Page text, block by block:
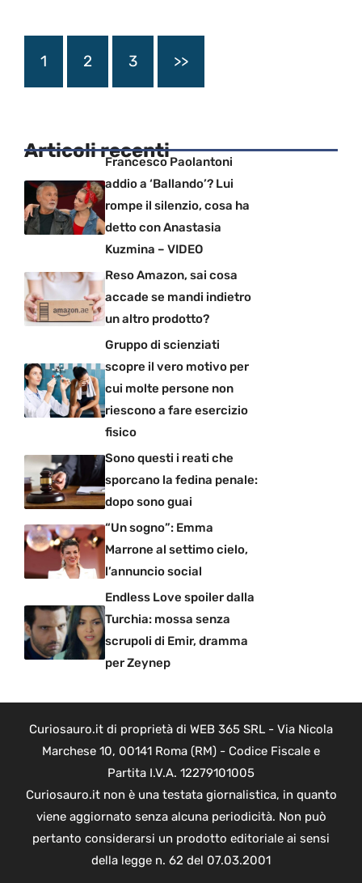
1 2 3 >>
Articoli recentiFrancesco Paolantoni
addio a ‘Ballando’? Lui
rompe il silenzio, cosa ha
detto con Anastasia
Kuzmina – VIDEO
Reso Amazon, sai cosa
accade se mandi indietro
un altro prodotto?
Gruppo di scienziati
scopre il vero motivo per
cui molte persone non
riescono a fare esercizio
fisico
Sono questi i reati che
sporcano la fedina penale:
dopo sono guai
“Un sogno”: Emma
Marrone al settimo cielo,
l’annuncio social
Endless Love spoiler dalla
Turchia: mossa senza
scrupoli di Emir, dramma
per Zeynep
Curiosauro.it di proprietà di WEB 365 SRL - Via Nicola
Marchese 10, 00141 Roma (RM) - Codice Fiscale e
Partita I.V.A. 12279101005
Curiosauro.it non è una testata giornalistica, in quanto
viene aggiornato senza alcuna periodicità. Non può
pertanto considerarsi un prodotto editoriale ai sensi
della legge n. 62 del 07.03.2001